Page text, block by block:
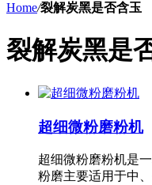
Home/裂解炭黑是否含玉
裂解炭黑是
超细微粉磨粉机
超细微粉磨粉机是
粉磨主要适用于中